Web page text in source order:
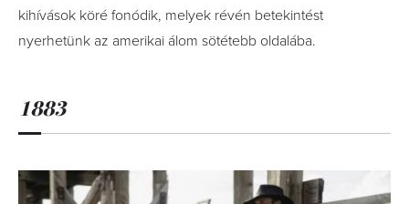
kihívások köré fonódik, melyek révén betekintést
nyerhetünk az amerikai álom sötétebb oldalába.
1883